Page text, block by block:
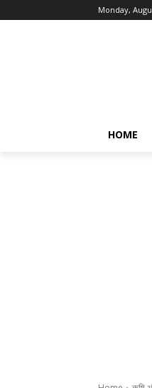
Monday,
HOME